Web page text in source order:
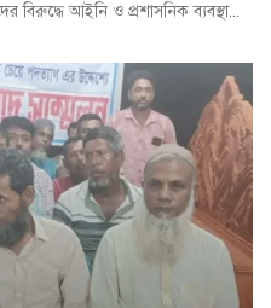
বিরুদ্ধে আইনি ও প্রশাসনিক ব্যবস্থা...